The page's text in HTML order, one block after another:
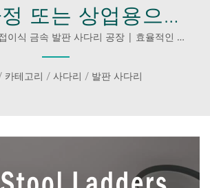
또는 상업용으로
위한 경량 및 중량
발판 사다리. |
이식 금속 발판 사다리 공장 | 효율적인 물
류를 위한 다기능 카트
카테고리 / 사다리 / 발판 사다리